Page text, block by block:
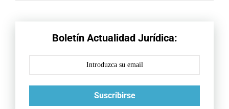
Boletín Actualidad Jurídica:
Suscribirse